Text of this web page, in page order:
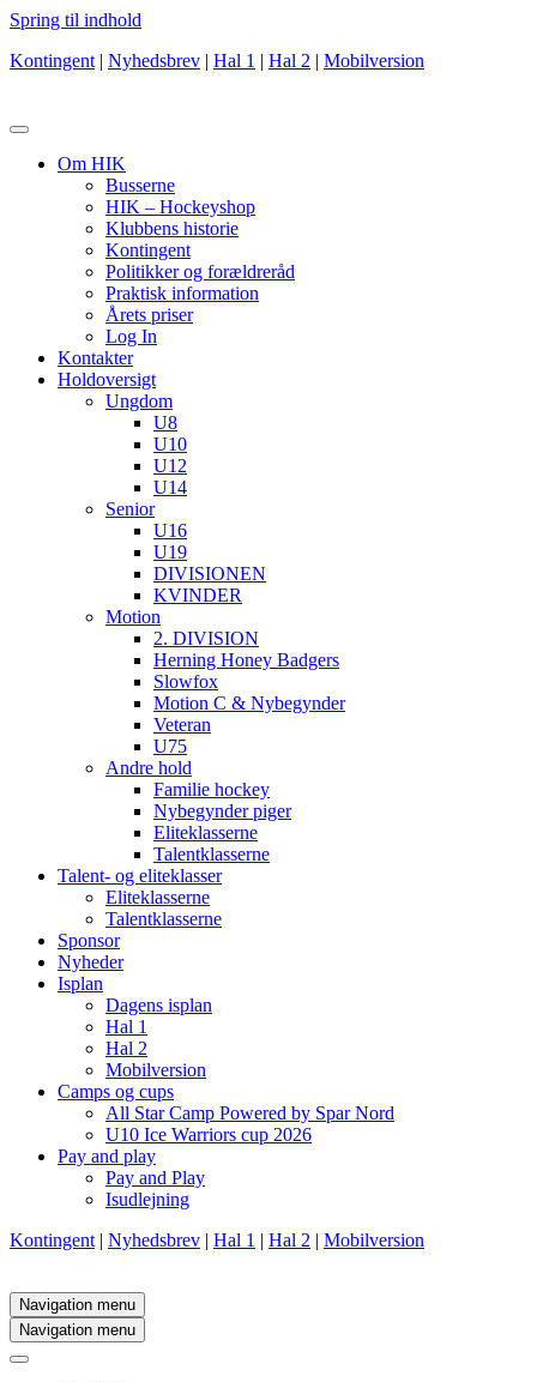
Spring til indhold
Kontingent | Nyhedsbrev | Hal 1 | Hal 2 | Mobilversion
Om HIK
Busserne
HIK – Hockeyshop
Klubbens historie
Kontingent
Politikker og forældreråd
Praktisk information
Årets priser
Log In
Kontakter
Holdoversigt
Ungdom
U8
U10
U12
U14
Senior
U16
U19
DIVISIONEN
KVINDER
Motion
2. DIVISION
Herning Honey Badgers
Slowfox
Motion C & Nybegynder
Veteran
U75
Andre hold
Familie hockey
Nybegynder piger
Eliteklasserne
Talentklasserne
Talent- og eliteklasser
Eliteklasserne
Talentklasserne
Sponsor
Nyheder
Isplan
Dagens isplan
Hal 1
Hal 2
Mobilversion
Camps og cups
All Star Camp Powered by Spar Nord
U10 Ice Warriors cup 2026
Pay and play
Pay and Play
Isudlejning
Kontingent | Nyhedsbrev | Hal 1 | Hal 2 | Mobilversion
Navigation menu
Navigation menu